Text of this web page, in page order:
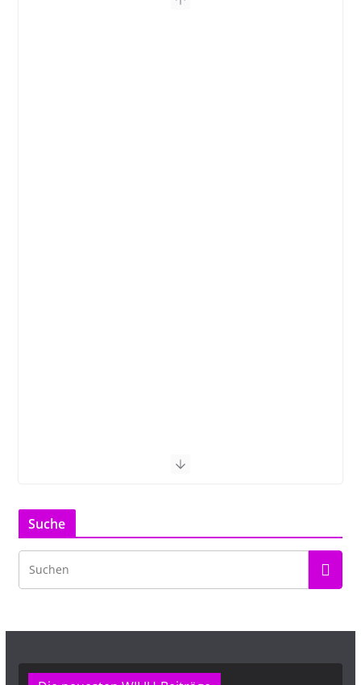
Suche